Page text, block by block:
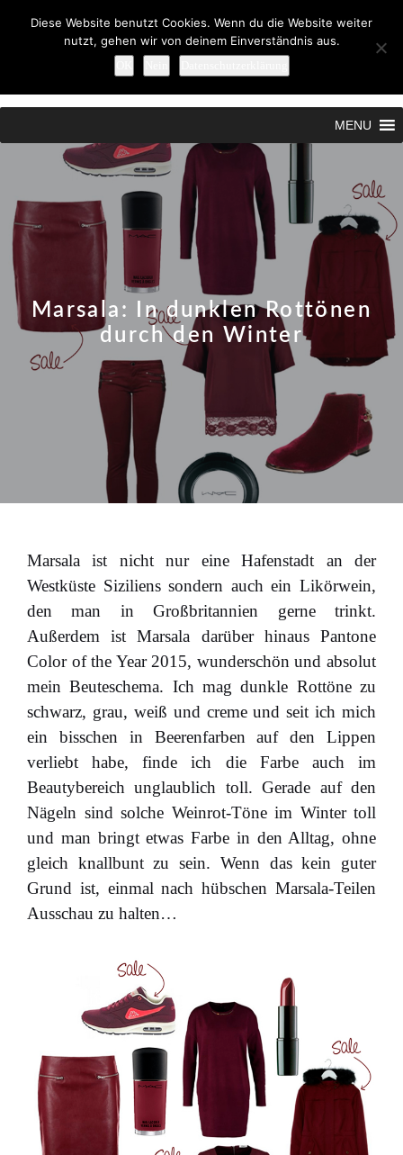
MENU
Marsala: In dunklen Rottönen
durch den Winter
Marsala ist nicht nur eine Hafenstadt an der
Westküste Siziliens sondern auch ein Likörwein,
den man in Großbritannien gerne trinkt.
Außerdem ist Marsala darüber hinaus Pantone
Color of the Year 2015, wunderschön und absolut
mein Beuteschema. Ich mag dunkle Rottöne zu
schwarz, grau, weiß und creme und seit ich mich
ein bisschen in Beerenfarben auf den Lippen
verliebt habe, finde ich die Farbe auch im
Beautybereich unglaublich toll. Gerade auf den
Nägeln sind solche Weinrot-Töne im Winter toll
und man bringt etwas Farbe in den Alltag, ohne
gleich knallbunt zu sein. Wenn das kein guter
Grund ist, einmal nach hübschen Marsala-Teilen
Ausschau zu halten…
Diese Website benutzt Cookies. Wenn du die Website weiter
nutzt, gehen wir von deinem Einverständnis aus.